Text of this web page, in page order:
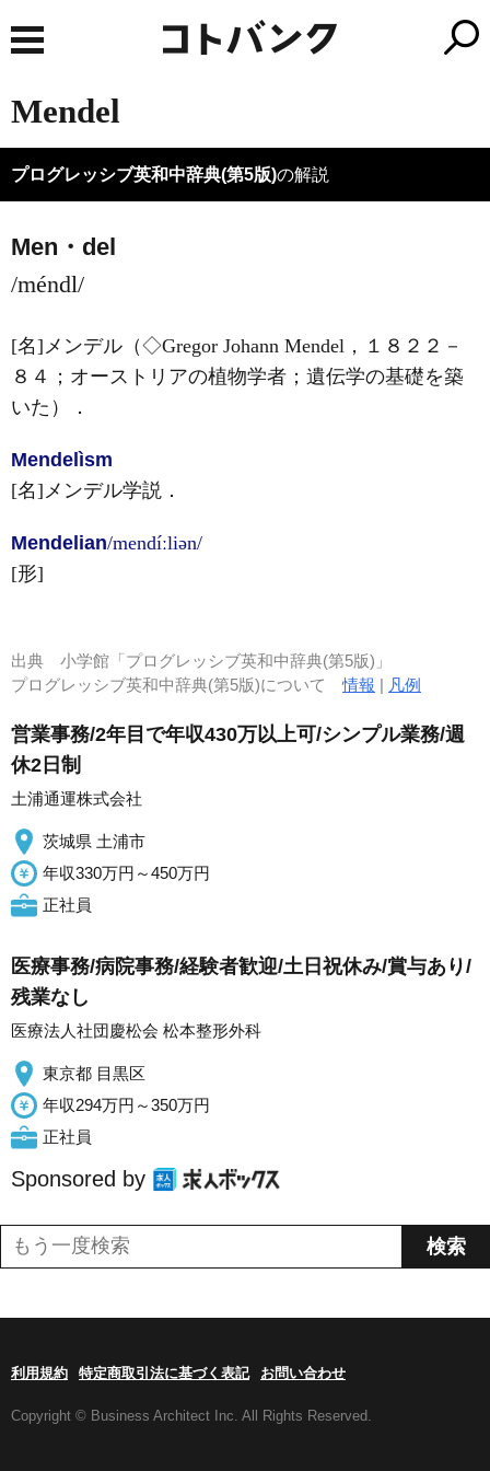
Mendel
プログレッシブ英和中辞典(第5版)の解説
Men・del
/méndl/
[名]メンデル（◇Gregor Johann Mendel ，１８２２－
８４；オーストリアの植物学者；遺伝学の基礎を築
いた）
．
Mendel ìsm
[名]メンデル学説 ．
Mendelian/mendíːliən/
[形]
出典 小学館「プログレッシブ英和中辞典(第5版)」
プログレッシブ英和中辞典(第5版)について情報 | 凡例
営業事務/2年目で年収430万以上可/シンプル業務/週
休2日制
土浦通運株式会社
茨城県 土浦市
年収330万円～450万円
正社員
医療事務/病院事務/経験者歓迎/土日祝休み/賞与あり/
残業なし
医療法人社団慶松会 松本整形外科
東京都 目黒区
年収294万円～350万円
正社員
Sponsored by
利用規約 特定商取引法に基づく表記 お問い合わせ
Copyright © Business Architect Inc. All Rights Reserved.